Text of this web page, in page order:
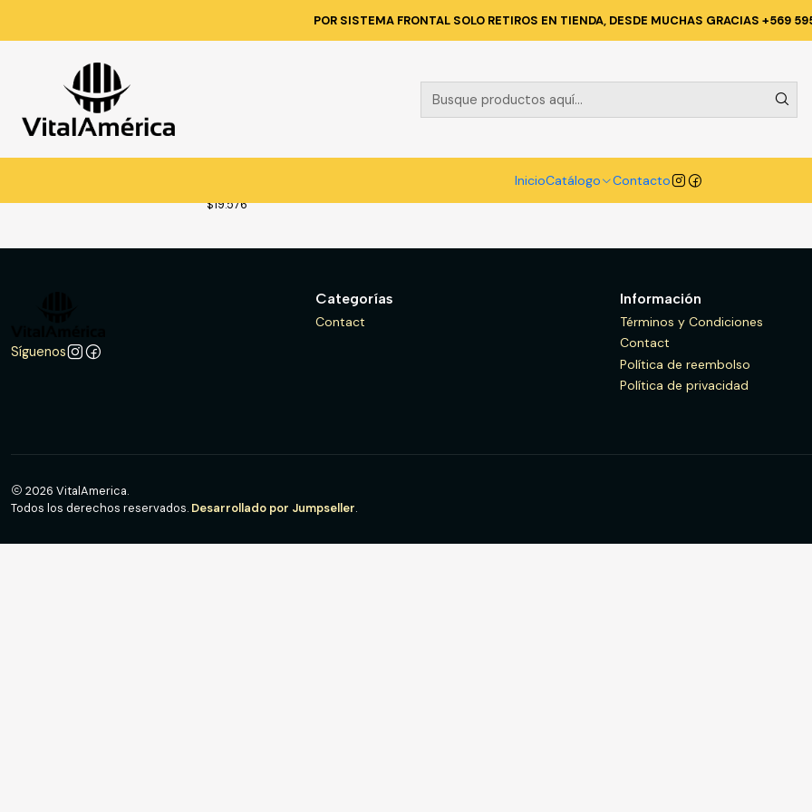
InicioCatálogo Contacto
POR SISTEMA FRONTAL SOLO RETIROS EN TIENDA, DESDE MUCHAS GRACIAS +569
Inicio Catálogo SEGURIDAD INDUSTRIAL
SEGURIDAD INDUSTRIAL
$19.576
Síguenos
Categorías
Contact
Información
Términos y Condiciones
Contact
Política de reembolso
Política de privacidad
2026 VitalAmerica.
Todos los derechos reservados. Desarrollado por Jumpseller.